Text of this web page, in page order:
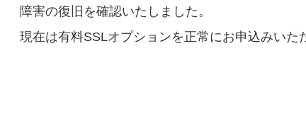
障害の復旧を確認いたしました。
現在は有料SSLオプションを正常にお申込みいた